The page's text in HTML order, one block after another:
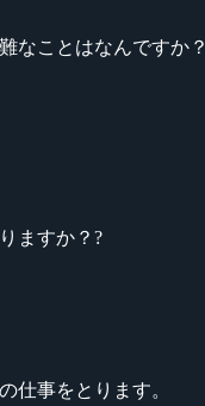
なことはなんですか？
ますか？?
仕事をとります。